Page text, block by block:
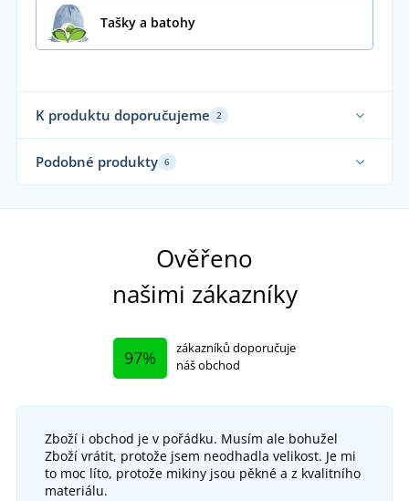
Tašky a batohy
K produktu doporučujeme 2
+2
Taška na notebook EUROPE
Podobné produkty 6
Ověřeno
našimi zákazníky
97%
zákazníků doporučuje
náš obchod
Zboží i obchod je v pořádku. Musím ale bohužel
Zboží vrátit, protože jsem neodhadla velikost. Je mi
to moc líto, protože mikiny jsou pěkné a z kvalitního
materiálu.